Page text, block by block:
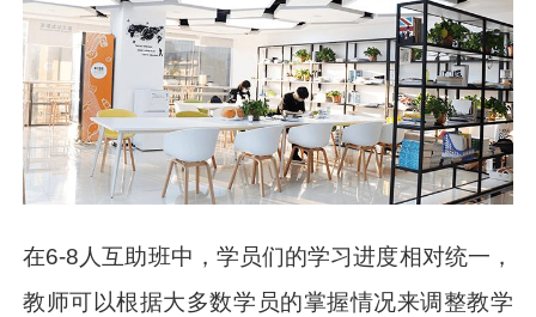
在6-8人互助班中，学员们的学习进度相对统一，
教师可以根据大多数学员的掌握情况来调整教学